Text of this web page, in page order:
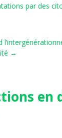
par des
→
en